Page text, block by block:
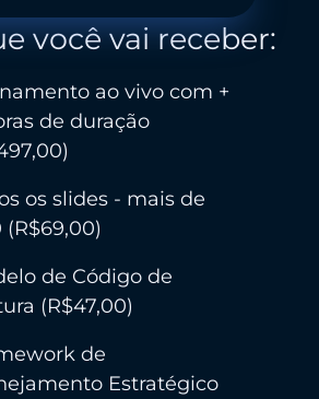
você vai receber:
ao vivo com +
de duração
os slides - mais de
de Código de
(R$47,00)
de
Estratégico